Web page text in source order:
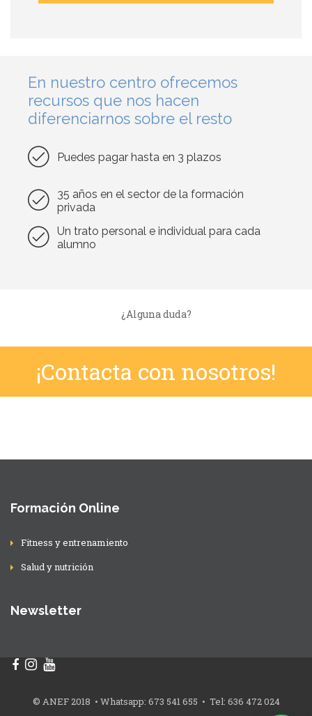
En nuestro centro ofrecemos
recursos que nos hacen
diferenciarnos sobre el resto
Puedes pagar hasta en 3 plazos
35 años en el sector de la formación
privada
Un trato personal e individual para cada
alumno
¿Alguna duda?
¡Contacta con nosotros!
Formación Online
Fitness y entrenamiento
Salud y nutrición
Newsletter
© ANEF 2018 • Whatsapp: 673 541 655 • Tel: 636 472 024